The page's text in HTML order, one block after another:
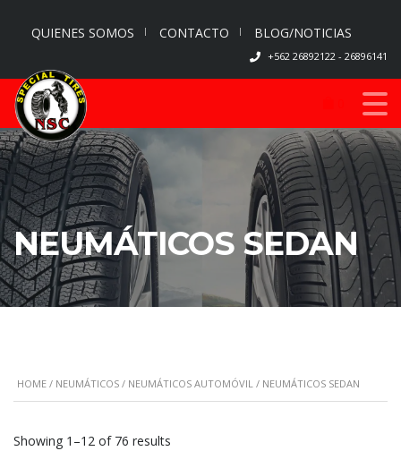
QUIENES SOMOS CONTACTO BLOG/NOTICIAS
+562 26892122 - 26896141
NEUMÁTICOS SEDAN
HOME / NEUMÁTICOS / NEUMÁTICOS AUTOMÓVIL / NEUMÁTICOS SEDAN
Showing 1–12 of 76 results